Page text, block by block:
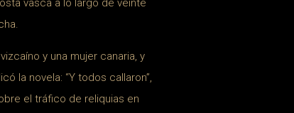
vasca a lo largo de veinte
y una mujer canaria, y
la novela: “Y todos callaron”,
el tráfico de reliquias en